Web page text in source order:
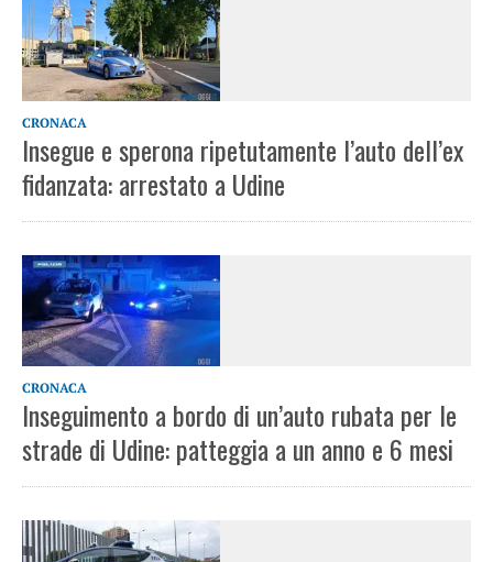
CRONACA
Insegue e sperona ripetutamente l’auto dell’ex
fidanzata: arrestato a Udine
CRONACA
Inseguimento a bordo di un’auto rubata per le
strade di Udine: patteggia a un anno e 6 mesi